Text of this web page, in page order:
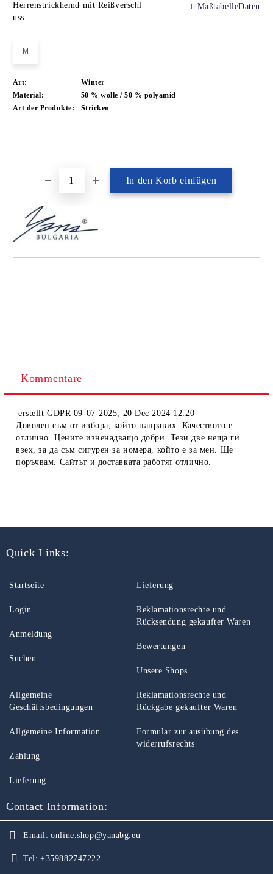
Herrenstrickhemd mit Reißverschl
uss:
MaßtabelleDaten
M
Art:
Winter
Material:
50 % wolle / 50 % polyamid
Art der Produkte:
Stricken
Kommentare
erstelltGDPR 09-07-2025, 20 Dec 2024 12:20
Доволен съм от избора, който направих. Качеството е
отлично. Цените изненадващо добри. Тези две неща ги
взех, за да съм сигурен за номера, който е за мен. Ще
поръчвам. Сайтът и доставката работят отлично.
Quick Links:
Startseite
Login
Anmeldung
Suchen
Lieferung
Reklamationsrechte und
Rücksendung gekaufter Waren
Bewertungen
Unsere Shops
Allgemeine
Geschäftsbedingungen
Allgemeine Information
Zahlung
Lieferung
Reklamationsrechte und
Rückgabe gekaufter Waren
Formular zur ausübung des
widerrufsrechts
Contact Information:
Email: online.shop@yanabg.eu
Tel: +359882747222